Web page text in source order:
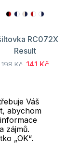
RC072X
Result
198 Kč 141 Kč
34
Váš
abychom
zájmů.
„OK“.